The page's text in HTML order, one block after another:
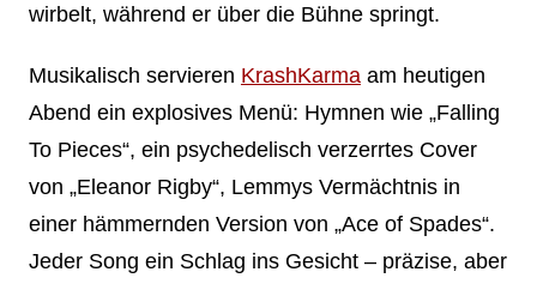
wirbelt, während er über die Bühne springt.
Musikalisch servieren KrashKarmaam heutigen
Abend ein explosives Menü: Hymnen wie „Falling
To Pieces“, ein psychedelisch verzerrtes Cover
von „Eleanor Rigby“, Lemmys Vermächtnis in
einer hämmernden Version von „Ace of Spades“.
Jeder Song ein Schlag ins Gesicht – präzise, aber